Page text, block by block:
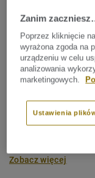
Pomieszczenia mokre
Ścienny,
Ścienne,
listwy montowane
zniwelowanie
cokół. Tym samym
Zobacz więcej
Zanim
Poprzez kliknięcie
wyrażona zgoda na
urządzeniu w celu
analizowania
marketingowych.
Ustawienia